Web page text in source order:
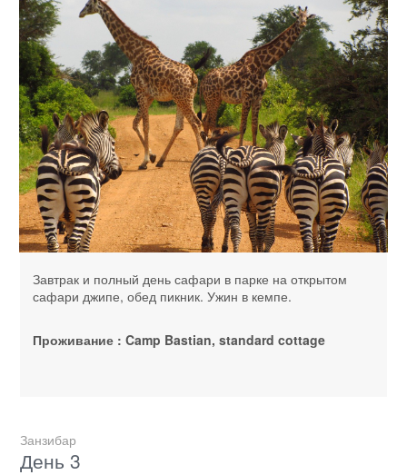
Завтрак и полный день сафари в парке на открытом
сафари джипе, обед пикник. Ужин в кемпе.
Проживание : Camp Bastian, standard cottage
Занзибар
День 3